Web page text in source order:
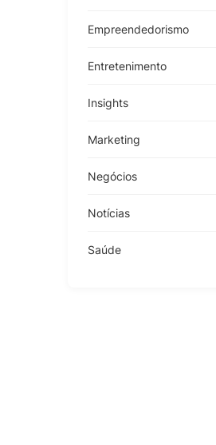
Empreendedorismo
Entretenimento
Insights
Marketing
Negócios
Notícias
Saúde